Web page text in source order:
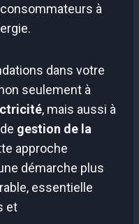
à
dans votre
seulement à
, mais aussi à
gestion de la
approche
démarche plus
essentielle
et